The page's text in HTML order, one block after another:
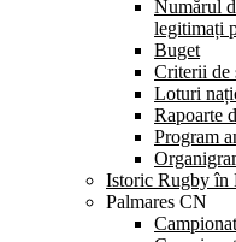
Numărul
legitimați
Buget
Criterii de
Loturi
Rapoarte
Program
Istoric Rugby în
Palmares CN